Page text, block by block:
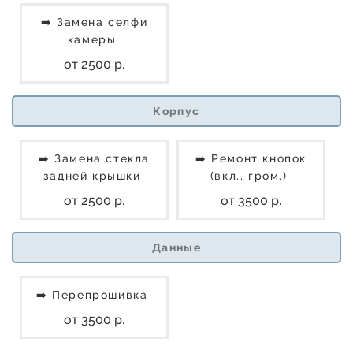
➡️ Замена селфи
камеры
от 2500 р.
Корпус
➡️ Замена стекла
задней крышки
от 2500 р.
➡️ Ремонт кнопок
(вкл., гром.)
от 3500 р.
Данные
➡️ Перепрошивка
от 3500 р.